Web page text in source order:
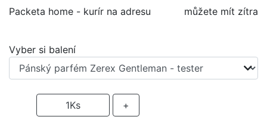
Packeta home - kurír na adresu
můžete mít zítra
Vyber si balení
1Ks +